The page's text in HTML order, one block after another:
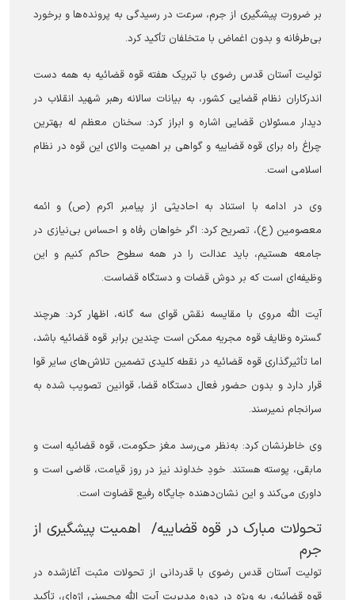
بر ضرورت پیشگیری از جرم، سرعت در رسیدگی به پرونده‌ها و برخورد
بی‌طرفانه و بدون اغماض با متخلفان تأکید کرد.
تولیت آستان قدس رضوی با تبریک هفته قوه قضائیه به همه دست
اندرکاران نظام قضایی کشور، به بیانات سالانه رهبر شهید انقلاب در
دیدار مسئولان قضایی اشاره و ابراز کرد: سخنان معظم له بهترین
چراغ راه برای قوه قضاییه و گواهی بر اهمیت والای این قوه در نظام
اسلامی است.
وی در ادامه با استناد به احادیثی از پیامبر اکرم (ص) و ائمه
معصومین (ع)، تصریح کرد: اگر خواهان رفاه و احساس بی‌نیازی در
جامعه هستیم، باید عدالت را در همه سطوح حاکم کنیم و این
وظیفه‌ای است که بر دوش قضات و دستگاه قضاست.
آیت الله مروی با مقایسه نقش قوای سه گانه، اظهار کرد: هرچند
گستره وظایف قوه مجریه ممکن است چندین برابر قوه قضائیه باشد،
اما تأثیرگذاری قوه قضائیه در نقطه کلیدی تضمین تلاش‌های سایر قوا
قرار دارد و بدون حضور فعال دستگاه قضا، قوانین تصویب شده به
سرانجام نمیرسند.
وی خاطرنشان کرد: به‌نظر می‌رسد مغز حکومت، قوه قضائیه است و
مابقی، پوسته هستند. خودِ خداوند نیز در روز قیامت، قاضی است و
داوری می‌کند و این نشان‌دهنده جایگاه رفیع قضاوت است.
تحولات مبارک در قوه قضاییه/ اهمیت پیشگیری از
جرم
تولیت آستان قدس رضوی با قدردانی از تحولات مثبت آغازشده در
قوه قضائیه، به ویژه در دوره مدیریت آیت الله محسنی اژه‌ای، تأکید